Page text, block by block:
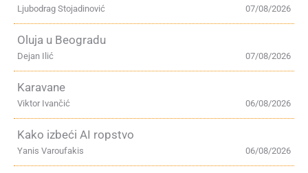
07/08/2026
Ljubodrag Stojadinović
Oluja u Beogradu
07/08/2026
Dejan Ilić
Karavane
06/08/2026
Viktor Ivančić
Kako izbeći AI ropstvo
06/08/2026
Yanis Varoufakis